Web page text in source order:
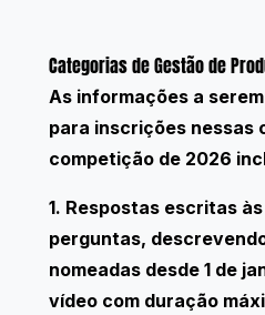
Categorias de Gestão de
As informações a
para inscrições nessas
competição de 2026
1. Respostas escritas
perguntas,
nomeadas desde 1 de
vídeo com duração